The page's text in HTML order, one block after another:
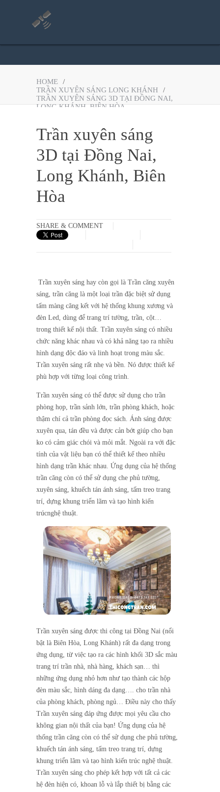
HOME
/
TRẦN XUYÊN SÁNG LONG KHÁNH
/
TRẦN XUYÊN SÁNG 3D TẠI ĐỒNG NAI,
LONG KHÁNH, BIÊN HÒA
Trần xuyên sáng
3D tại Đồng Nai,
Long Khánh, Biên
Hòa
SHARE & COMMENT
Trần xuyên sáng hay còn gọi là Trần căng xuyên
sáng, trần căng là một loại trần đặc biệt sử dụng
tấm màng căng kết với hệ thống khung xương và
đèn Led, dùng để trang trí tường, trần, cột…
trong thiết kế nội thất. Trần xuyên sáng có nhiều
chức năng khác nhau và có khả năng tạo ra nhiều
hình dạng độc đáo và linh hoạt trong màu sắc.
Trần xuyên sáng rất nhẹ và bền. Nó được thiết kế
phù hợp với từng loại công trình.
Trần xuyên sáng có thể được sử dụng cho trần
phòng họp, trần sảnh lớn, trần phòng khách, hoặc
thậm chí cả trần phòng đọc sách. Ánh sáng được
xuyên qua, tán đều và được cản bớt giúp cho bạn
ko có cảm giác chói và mỏi mắt. Ngoài ra với đặc
tính của vật liệu bạn có thể thiết kế theo nhiều
hình dạng trần khác nhau. Ứng dụng của hệ thống
trần căng còn có thể sử dụng che phủ tường,
xuyên sáng, khuếch tán ánh sáng, tấm treo trang
trí, dựng khung triển lãm và tạo hình kiến
trúcnghệ thuật.
Trần xuyên sáng được thi công tại Đồng Nai (nổi
bật là Biên Hòa, Long Khánh) rất đa dạng trong
ứng dụng, từ việc tạo ra các hình khối 3D sắc màu
trang trí trần nhà, nhà hàng, khách sạn… thì
những ứng dụng nhỏ hơn như tạo thành các hộp
đèn màu sắc, hình dáng đa dạng…. cho trần nhà
của phòng khách, phòng ngủ… Điều này cho thấy
Trần xuyên sáng đáp ứng được mọi yêu cầu cho
không gian nội thất của bạn! Ứng dụng của hệ
thống trần căng còn có thể sử dụng che phủ tường,
khuếch tán ánh sáng, tấm treo trang trí, dựng
khung triển lãm và tạo hình kiến trúc nghệ thuật.
Trần xuyên sáng cho phép kết hợp với tất cả các
hệ đèn hiện có, khoan lỗ và lắp thiết bị bằng các